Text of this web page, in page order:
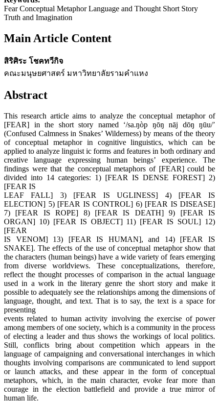
Fear Conceptual Metaphor Language and Thought Short Story
Truth and Imagination
Main Article Content
สิริศิระ โชคทวีกิจ
คณะมนุษยศาสตร์ มหาวิทยาลัยรามคำแหง
Abstract
This research article aims to analyze the conceptual metaphor of
[FEAR] in the short story named ‘/sa.ŋòp ŋōŋ nāj dōŋ ŋūu/’
(Confused Calmness in Snakes’ Wilderness) by means of the theory
of conceptual metaphor in cognitive linguistics, which can be
applied to analyze linguist ic forms and features in both ordinary and
creative language expressing human beings’ experience. The
findings were that the conceptual metaphors of [FEAR] could be
divided into 14 categories: 1) [FEAR IS DENSE FOREST] 2)
[FEAR IS
LEAF FALL] 3) [FEAR IS UGLINESS] 4) [FEAR IS
ELECTION] 5) [FEAR IS CONTROL] 6) [FEAR IS DISEASE]
7) [FEAR IS ROPE] 8) [FEAR IS DEATH] 9) [FEAR IS
ORGAN] 10) [FEAR IS OBJECT] 11) [FEAR IS SOUL] 12)
[FEAR
IS VENOM] 13) [FEAR IS HUMAN], and 14) [FEAR IS
SNAKE]. The effects of the use of conceptual metaphor show that
the characters (human beings) have a wide variety of fears emerging
from diverse worldviews. These conceptualizations, therefore,
reflect the thought processes of comparison in the actual language
used in a work in the literary genre the short story and make it
possible to adequately see the relationships among the dimensions of
language, thought, and text. That is to say, the text is a space for
presenting
events related to human activity involving the exercise of power
among members of one society, which is a community in the process
of electing a leader and thus shows the workings of local politics.
Still, conflicts bring about competition which appears in the
language of campaigning and conversational interchanges in which
thoughts involving comparisons are communicated to lend support
or launch attacks, and these appear in the form of conceptual
metaphors, which, in the main character, evoke fear more than
courage in the election battlefield and provide a true mirror of
human life.